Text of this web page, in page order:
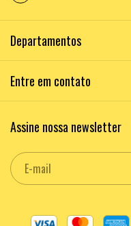
Departamentos
Entre em contato
Assine nossa newsletter